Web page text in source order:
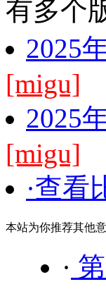
有多个
2025
[migu]
2025
[migu]
·查看
本站为你推荐其他
·